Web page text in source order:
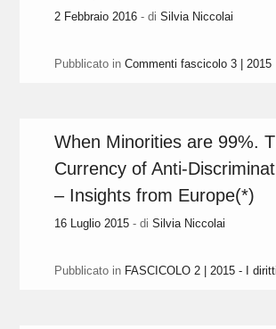
2 Febbraio 2016 - di Silvia Niccolai
Pubblicato in Commenti fascicolo 3 | 2015
When Minorities are 99%.
Currency of Anti-
– Insights from Europe(*)
16 Luglio 2015 - di Silvia Niccolai
Pubblicato in FASCICOLO 2 | 2015 - I